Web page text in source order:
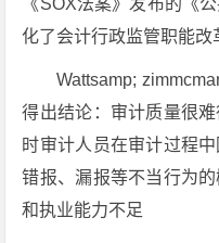
《SOX法案》发布的《
化了会计行政监管职能改
Wattsamp;
得出结论：审计质量很
时审计人员在审计过程
错报、漏报等不当行为
和执业能力不足